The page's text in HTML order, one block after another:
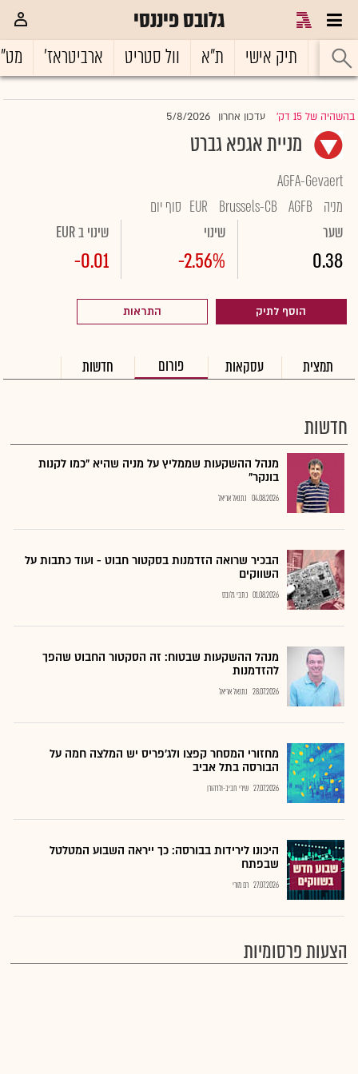
גלובס פיננסי
ראשי תיק אישי ת"א וול סטריט ארביטראז'
בהשהיה של 15 דק' |עדכון אחרון 5/8/2026
מניית אגפא גברט
AGFA-Gevaert
מניה AGFB
Brussels-CB
EUR סוף יום
שער
0.38
שינוי
-2.56%
שינוי ב EUR
-0.01
הוסף לתיק התראות
תמצית עסקאות פורום חדשות
חדשות
מנהל ההשקעות שממליץ על מניה שהיא "כמו לקנות
בונקר"
04.08.2026 נתנאל אריאל
הבכיר שרואה הזדמנות בסקטור חבוט - ועוד כתבות על
השווקים
01.08.2026 כתבי גלובס
מנהל ההשקעות שבטוח: זה הסקטור החבוט שהפך
להזדמנות
28.07.2026 נתנאל אריאל
מחזורי המסחר קפצו ולג'פריס יש המלצה חמה על
הבורסה בתל אביב
27.07.2026 שירי חביב-ולדהורן
היכונו לירידות בבורסה: כך ייראה השבוע המטלטל
שבפתח
27.07.2026 רם מורי
הצעות פרסומיות